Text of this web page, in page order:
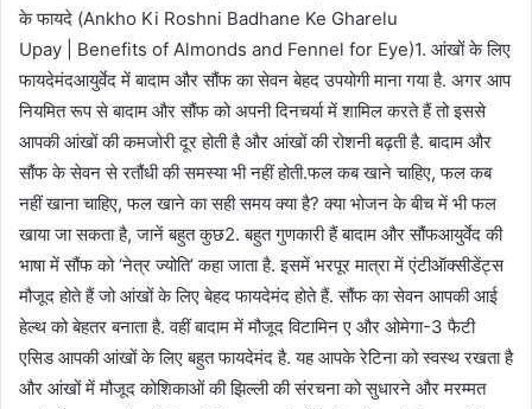
के फायदे (Ankho Ki Roshni Badhane Ke Gharelu
Upay | Benefits of Almonds and Fennel for Eye)1. आंखों के लिए
फायदेमंदआयुर्वेद में बादाम और सौंफ का सेवन बेहद उपयोगी माना गया है. अगर आप
नियमित रूप से बादाम और सौंफ को अपनी दिनचर्या में शामिल करते हैं तो इससे
आपकी आंखों की कमजोरी दूर होती है और आंखों की रोशनी बढ़ती है. बादाम और
सौंफ के सेवन से रतौंधी की समस्या भी नहीं होती.फल कब खाने चाहिए, फल कब
नहीं खाना चाहिए, फल खाने का सही समय क्या है? क्या भोजन के बीच में भी फल
खाया जा सकता है, जानें बहुत कुछ2. बहुत गुणकारी हैं बादाम और सौंफआयुर्वेद की
भाषा में सौंफ को ‘नेत्र ज्योति’ कहा जाता है. इसमें भरपूर मात्रा में एंटीऑक्सीडेंट्स
मौजूद होते हैं जो आंखों के लिए बेहद फायदेमंद होते हैं. सौंफ का सेवन आपकी आई
हेल्थ को बेहतर बनाता है. वहीं बादाम में मौजूद विटामिन ए और ओमेगा-3 फैटी
एसिड आपकी आंखों के लिए बहुत फायदेमंद है. यह आपके रेटिना को स्वस्थ रखता है
और आंखों में मौजूद कोशिकाओं की झिल्ली की संरचना को सुधारने और मरम्मत